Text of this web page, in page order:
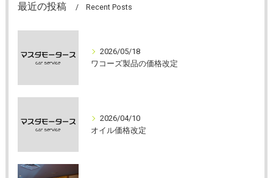
最近の投稿 Recent Posts
2026/05/18
ワコーズ製品の価格改定
2026/04/10
オイル価格改定